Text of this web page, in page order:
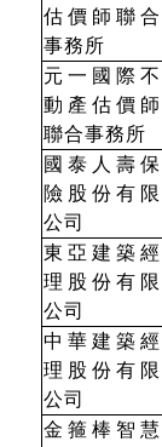
估價師聯合
事務所
元一國際不
動產估價師
聯合事務所
國泰人壽保
險股份有限
公司
東亞建築經
理股份有限
公司
中華建築經
理股份有限
公司
金箍棒智慧